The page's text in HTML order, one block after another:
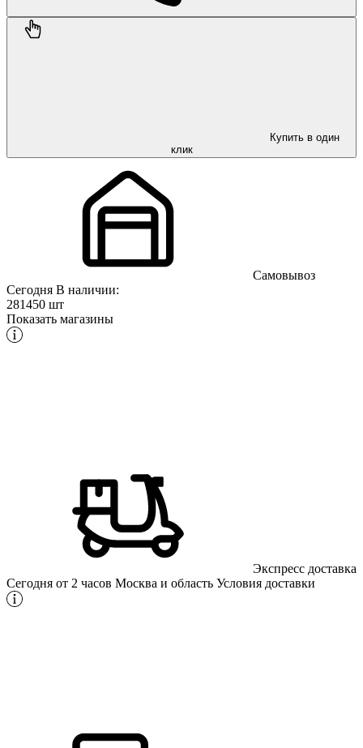
Купить в один
клик
Самовывоз
Сегодня В наличии:
281450 шт
Показать магазины
Экспресс доставка
Сегодня от 2 часов Москва и область Условия доставки